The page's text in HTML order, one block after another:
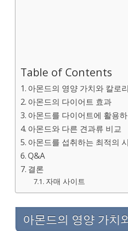
Table of Contents
아몬드의 영양 가치와 칼로리
아몬드의 다이어트 효과
아몬드를 다이어트에 활용
아몬드와 다른 견과류 비교
아몬드를 섭취하는 최적의
Q&A
결론
자매 사이트
아몬드의 영양 가치